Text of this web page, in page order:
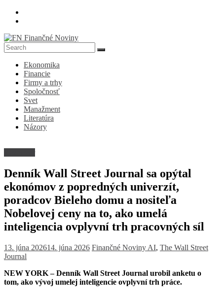
Skip
FN
Finančné
Noviny
Denník
ekonomike
spoločnosti
Ekonomika
Financie
Firmy a trhy
Spoločnosť
Svet
Manažment
Literatúra
Názory
Denník Wall Street Journal sa opýtal
ekonómov z popredných univerzít,
poradcov Bieleho domu a nositeľa
Nobelovej ceny na to, ako umelá
inteligencia ovplyvní trh pracovných síl
13. júna 202614. júna 2026 Finančné Noviny AI, The Wall Street
Journal
NEW YORK – Denník Wall Street Journal urobil anketu o
tom, ako vývoj umelej inteligencie ovplyvní trh práce.